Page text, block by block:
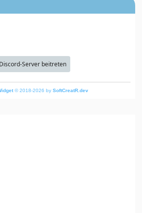
Discord-Server beitreten
© 2018-2026 by SoftCreatR.dev